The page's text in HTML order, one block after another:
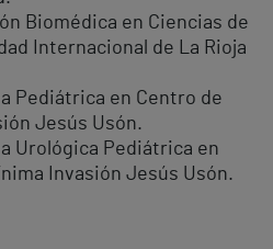
Biomédica en Ciencias de
Internacional de La Rioja
Pediátrica en Centro de
Jesús Usón.
Urológica Pediátrica en
Invasión Jesús Usón.